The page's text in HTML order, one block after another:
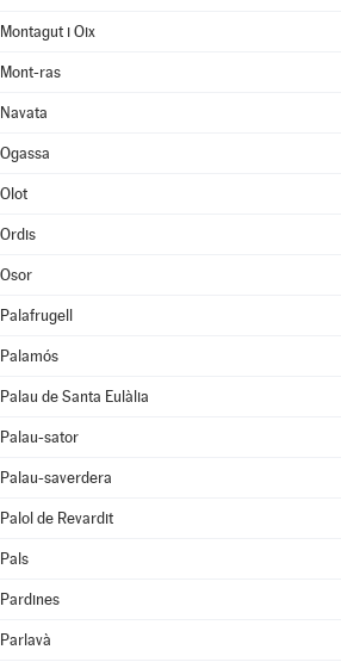
Montagut i Oix
Mont-ras
Navata
Ogassa
Olot
Ordis
Osor
Palafrugell
Palamós
Palau de Santa Eulàlia
Palau-sator
Palau-saverdera
Palol de Revardit
Pals
Pardines
Parlavà